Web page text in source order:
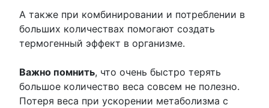
А также при комбинировании и потреблении в
больших количествах помогают создать
термогенный эффект в организме.
Важно помнить, что очень быстро терять
большое количество веса совсем не полезно.
Потеря веса при ускорении метаболизма с